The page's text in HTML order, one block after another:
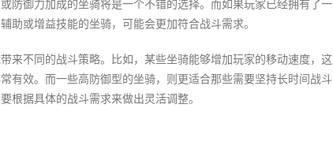
防御力加成的坐骑将是一个不错的选择。而如果玩家已经拥有了一
助或增益技能的坐骑，可能会更加符合战斗需求。
来不同的战斗策略。比如，某些坐骑能够增加玩家的移动速度，这
有效。而一些高防御型的坐骑，则更适合那些需要坚持长时间战斗
根据具体的战斗需求来做出灵活调整。